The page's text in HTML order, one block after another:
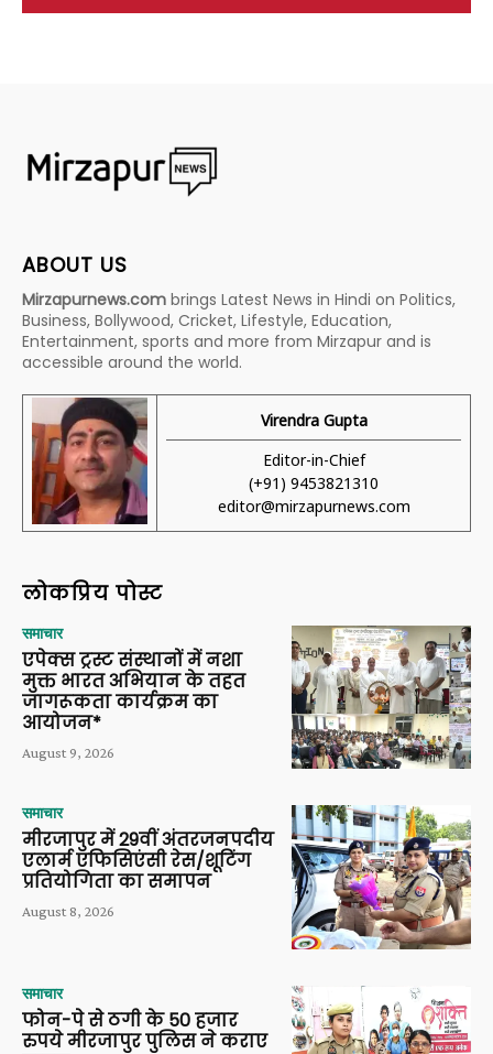
ABOUT US
Mirzapurnews.com brings Latest News in Hindi on Politics,
Business, Bollywood, Cricket, Lifestyle, Education,
Entertainment, sports and more from Mirzapur and is
accessible around the world.
Virendra Gupta
Editor-in-Chief
(+91) 9453821310
editor@mirzapurnews.com
लोकप्रिय पोस्ट
समाचार
एपेक्स ट्रस्ट संस्थानों में नशा
मुक्त भारत अभियान के तहत
जागरूकता कार्यक्रम का
आयोजन*
August 9, 2026
समाचार
मीरजापुर में 29वीं अंतरजनपदीय
एलार्म एफिसिएंसी रेस/शूटिंग
प्रतियोगिता का समापन
August 8, 2026
समाचार
फोन-पे से ठगी के 50 हजार
रुपये मीरजापुर पुलिस ने कराए